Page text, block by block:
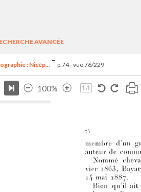
AVANCÉE
: Nicép... p.74 - vue 76/229
100%